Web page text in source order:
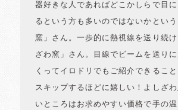
器好きな人であればどこかしらで目
るという方も多いのではないかとい
窯」さん。一歩的に熱視線を送り続
ざわ窯」さん。目線でビームを送りに
くってイロドリでもご紹介できること
スキップするほどに嬉しい！よしざ
いところはお求めやすい価格で手の温